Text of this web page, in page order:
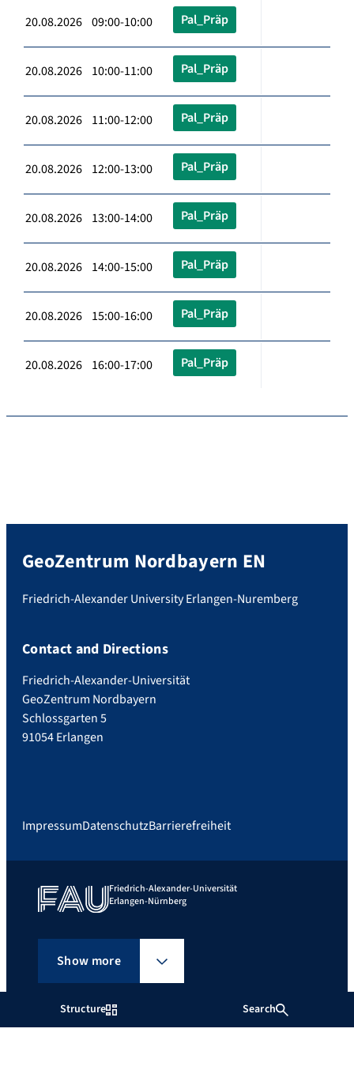
Structure Search
20.08.2026 09:00-10:00 Pal_Präp
20.08.2026 10:00-11:00 Pal_Präp
20.08.2026 11:00-12:00 Pal_Präp
20.08.2026 12:00-13:00 Pal_Präp
20.08.2026 13:00-14:00 Pal_Präp
20.08.2026 14:00-15:00 Pal_Präp
20.08.2026 15:00-16:00 Pal_Präp
20.08.2026 16:00-17:00 Pal_Präp
GeoZentrum Nordbayern EN
Friedrich-Alexander University Erlangen-Nuremberg
Contact and Directions
Friedrich-Alexander-Universität
GeoZentrum Nordbayern
Schlossgarten 5
91054 Erlangen
ImpressumDatenschutzBarrierefreiheit
Friedrich-Alexander-Universität
Erlangen-Nürnberg
Show more